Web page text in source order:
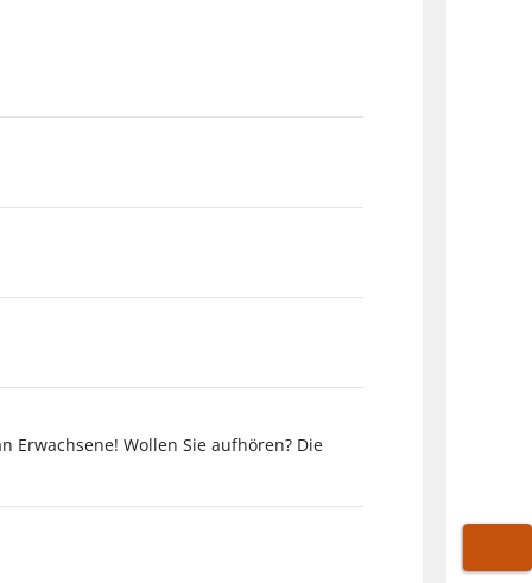
Wollen Sie aufhören? Die